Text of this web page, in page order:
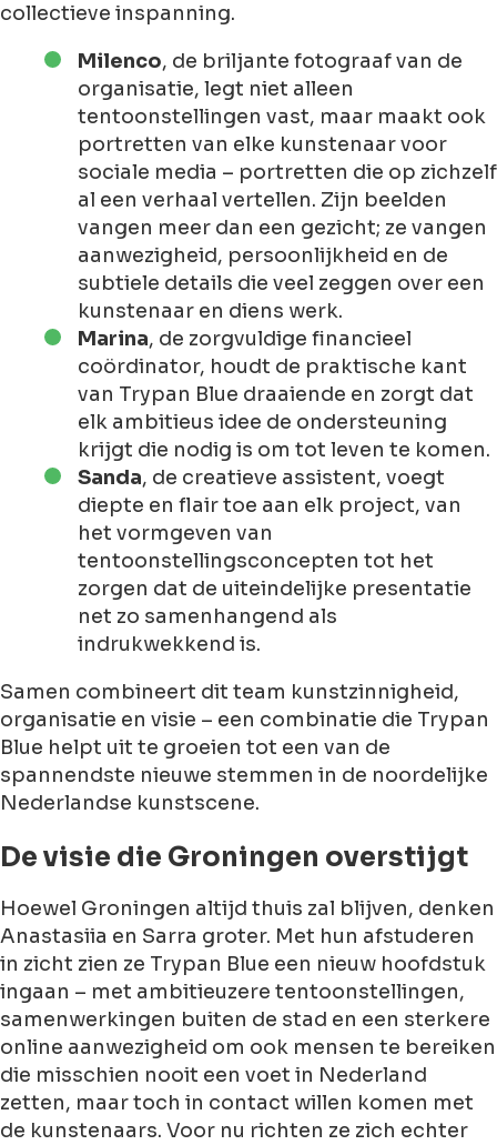
collectieve inspanning.
Milenco, de briljante fotograaf van de
organisatie, legt niet alleen
tentoonstellingen vast, maar maakt ook
portretten van elke kunstenaar voor
sociale media – portretten die op zichzelf
al een verhaal vertellen. Zijn beelden
vangen meer dan een gezicht; ze vangen
aanwezigheid, persoonlijkheid en de
subtiele details die veel zeggen over een
kunstenaar en diens werk.
Marina, de zorgvuldige financieel
coördinator, houdt de praktische kant
van Trypan Blue draaiende en zorgt dat
elk ambitieus idee de ondersteuning
krijgt die nodig is om tot leven te komen.
Sanda, de creatieve assistent, voegt
diepte en flair toe aan elk project, van
het vormgeven van
tentoonstellingsconcepten tot het
zorgen dat de uiteindelijke presentatie
net zo samenhangend als
indrukwekkend is.
Samen combineert dit team kunstzinnigheid,
organisatie en visie – een combinatie die Trypan
Blue helpt uit te groeien tot een van de
spannendste nieuwe stemmen in de noordelijke
Nederlandse kunstscene.
De visie die Groningen overstijgt
Hoewel Groningen altijd thuis zal blijven, denken
Anastasiia en Sarra groter. Met hun afstuderen
in zicht zien ze Trypan Blue een nieuw hoofdstuk
ingaan – met ambitieuzere tentoonstellingen,
samenwerkingen buiten de stad en een sterkere
online aanwezigheid om ook mensen te bereiken
die misschien nooit een voet in Nederland
zetten, maar toch in contact willen komen met
de kunstenaars. Voor nu richten ze zich echter